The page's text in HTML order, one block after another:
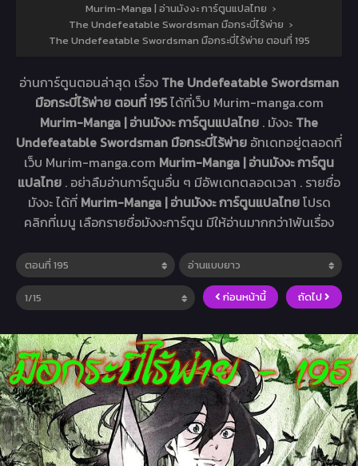
Murim-Manga | อ่านมังงะ การ์ตูนแปลไทย ›
The Undefeatable Swordsman มือกระบี่ไร้พ่าย ›
The Undefeatable Swordsman มือกระบี่ไร้พ่าย ตอนที่ 195
อ่านการ์ตูนตอนล่าสุด เรื่อง The Undefeatable Swordsman
มือกระบี่ไร้พ่าย ตอนที่ 195ได้ที่เว็บ Murim-manga.com
Murim-Manga | อ่านมังงะ การ์ตูนแปลไทย . มังงะ The
Undefeatable Swordsman มือกระบี่ไร้พ่าย อัทเดทอยู่ตลอดที่
เว็บ Murim-manga.com Murim-Manga | อ่านมังงะ การ์ตูน
แปลไทย . อย่าลืมอ่านการ์ตูนอื่น ๆ มีอัพเดทตลอดเวลา . รายชื่อ
มังงะ ได้ที่ Murim-Manga | อ่านมังงะ การ์ตูนแปลไทยโปรด
คลิกที่เมนู เลือกรายชื่อมังงะการ์ตูน มีให้อ่านมากกว่า1พันเรื่อง
ก่อนหน้านี้ ถัดไป